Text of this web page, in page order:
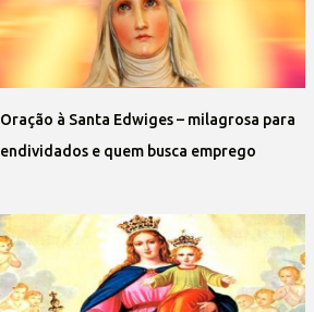
Oração à Santa Edwiges – milagrosa para
endividados e quem busca emprego